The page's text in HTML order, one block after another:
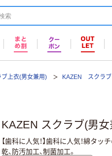
ブ上衣(男女兼用) KAZEN スクラブ
KAZEN スクラブ(男
【歯科に人気！】歯科に人気！綿タ
乾、防汚加工、制菌加工。